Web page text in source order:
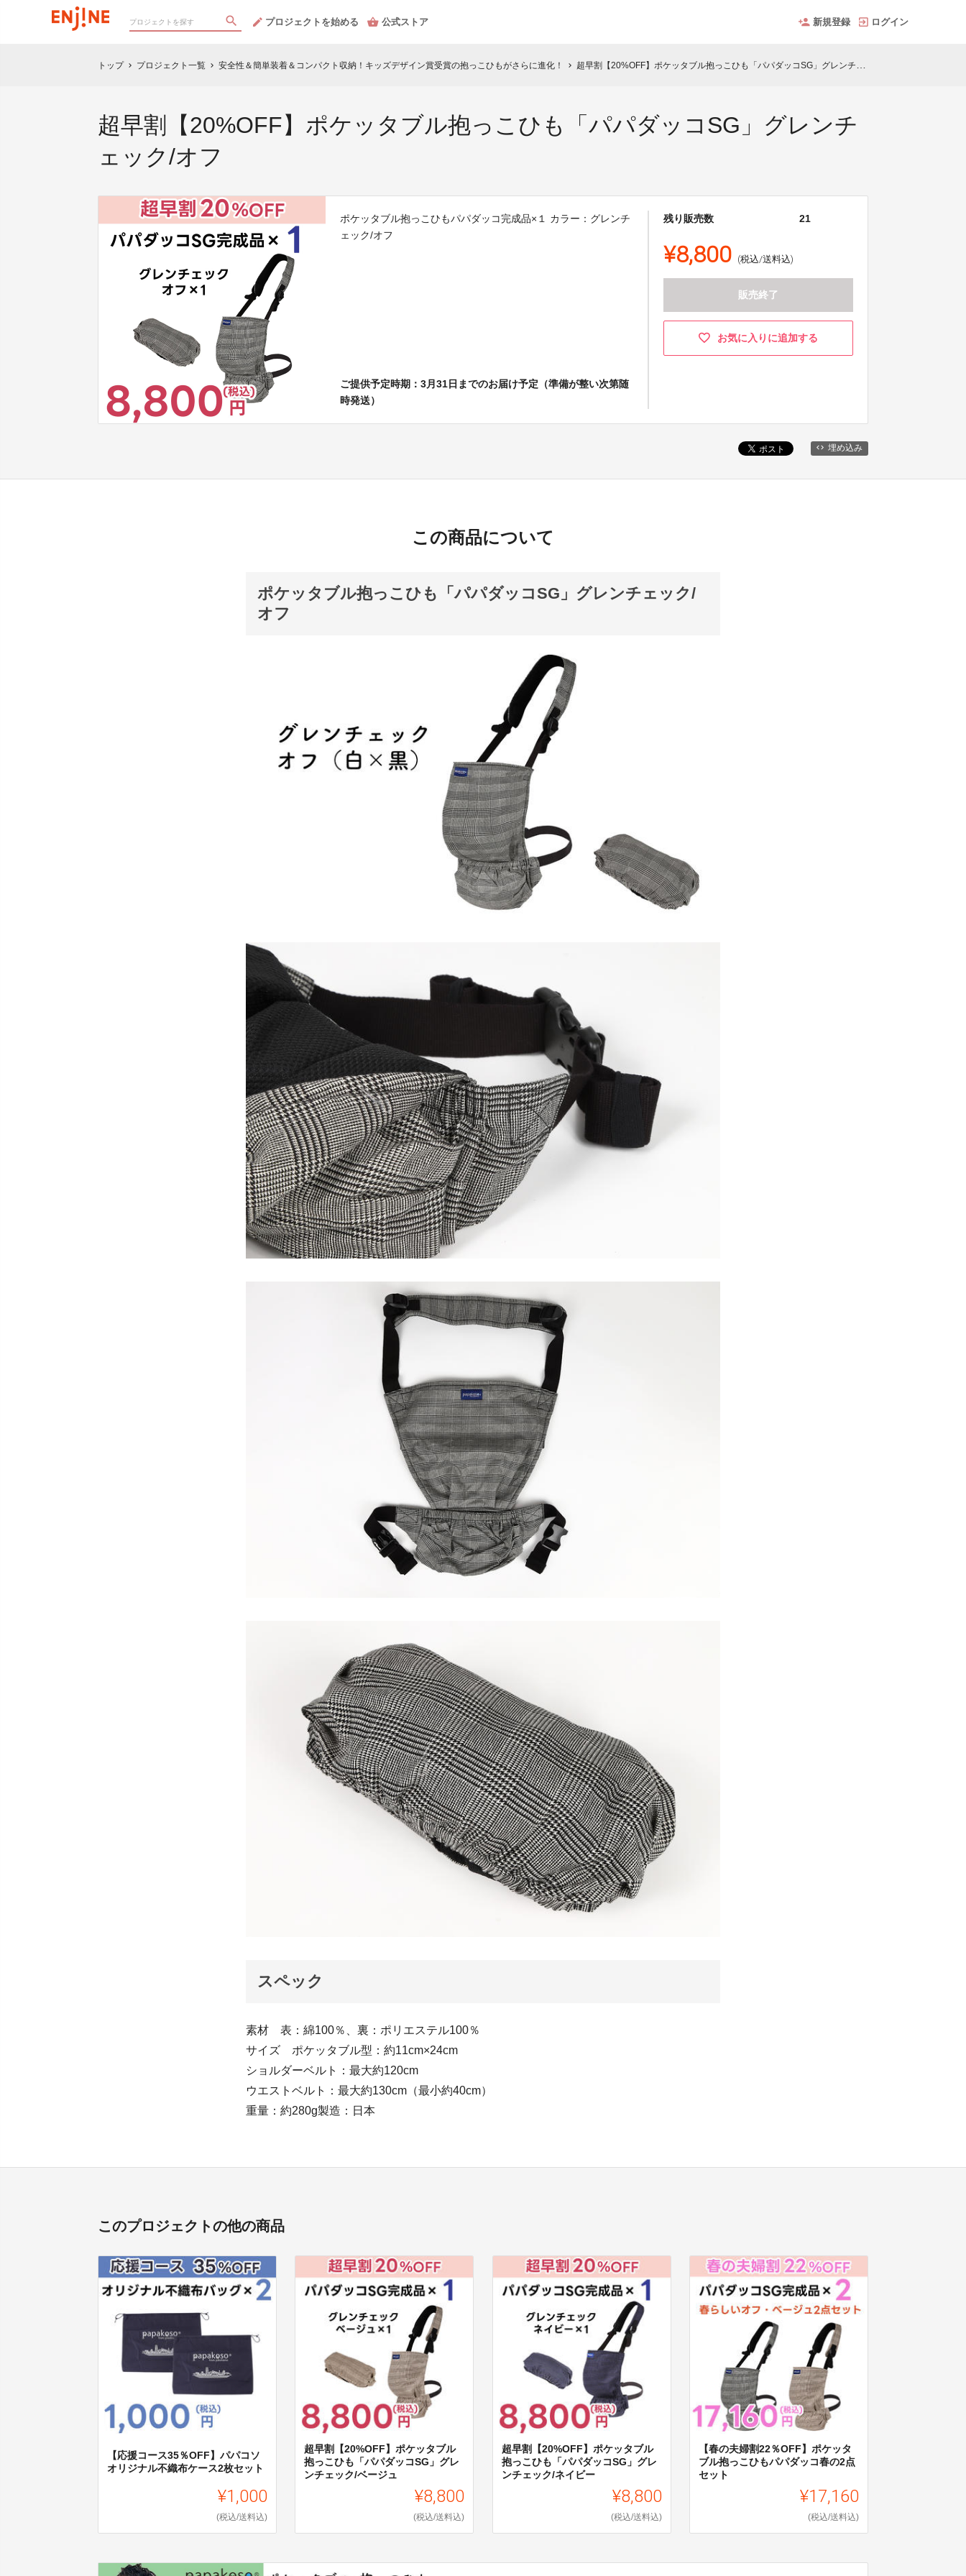
プロジェクトを始める 公式ストア 新規登録 ログイン
トップ chevron_right プロジェクト一覧 chevron_right 安全性＆簡単装着＆コンパクト収納！キッズデザイン賞受賞の抱っこひもがさらに進化！ chevron_right 超早割【20%OFF】ポケッタブル抱っこひも「パパダッコSG」グレンチェック/オフ
超早割【20%OFF】ポケッタブル抱っこひも「パパダッコSG」グレンチ
ェック/オフ
ポケッタブル抱っこひもパパダッコ完成品×１ カラー：グレンチ
ェック/オフ
ご提供予定時期：3月31日までのお届け予定（準備が整い次第随
時発送）
残り販売数 21
¥8,800 (税込/送料込)
販売終了
お気に入りに追加する
埋め込み
この商品について
ポケッタブル抱っこひも「パパダッコSG」グレンチェック/
オフ
スペック
素材 表：綿100％、裏：ポリエステル100％
サイズ ポケッタブル型：約11cm×24cm
ショルダーベルト：最大約120cm
ウエストベルト：最大約130cm（最小約40cm）
重量：約280g製造：日本
このプロジェクトの他の商品
【応援コース35％OFF】パパコソ
オリジナル不織布ケース2枚セット
¥1,000
(税込/送料込)
超早割【20%OFF】ポケッタブル
抱っこひも「パパダッコSG」グレ
ンチェック/ベージュ
¥8,800
(税込/送料込)
超早割【20%OFF】ポケッタブル
抱っこひも「パパダッコSG」グレ
ンチェック/ネイビー
¥8,800
(税込/送料込)
【春の夫婦割22％OFF】ポケッタ
ブル抱っこひもパパダッコ春の2点
セット
¥17,160
(税込/送料込)